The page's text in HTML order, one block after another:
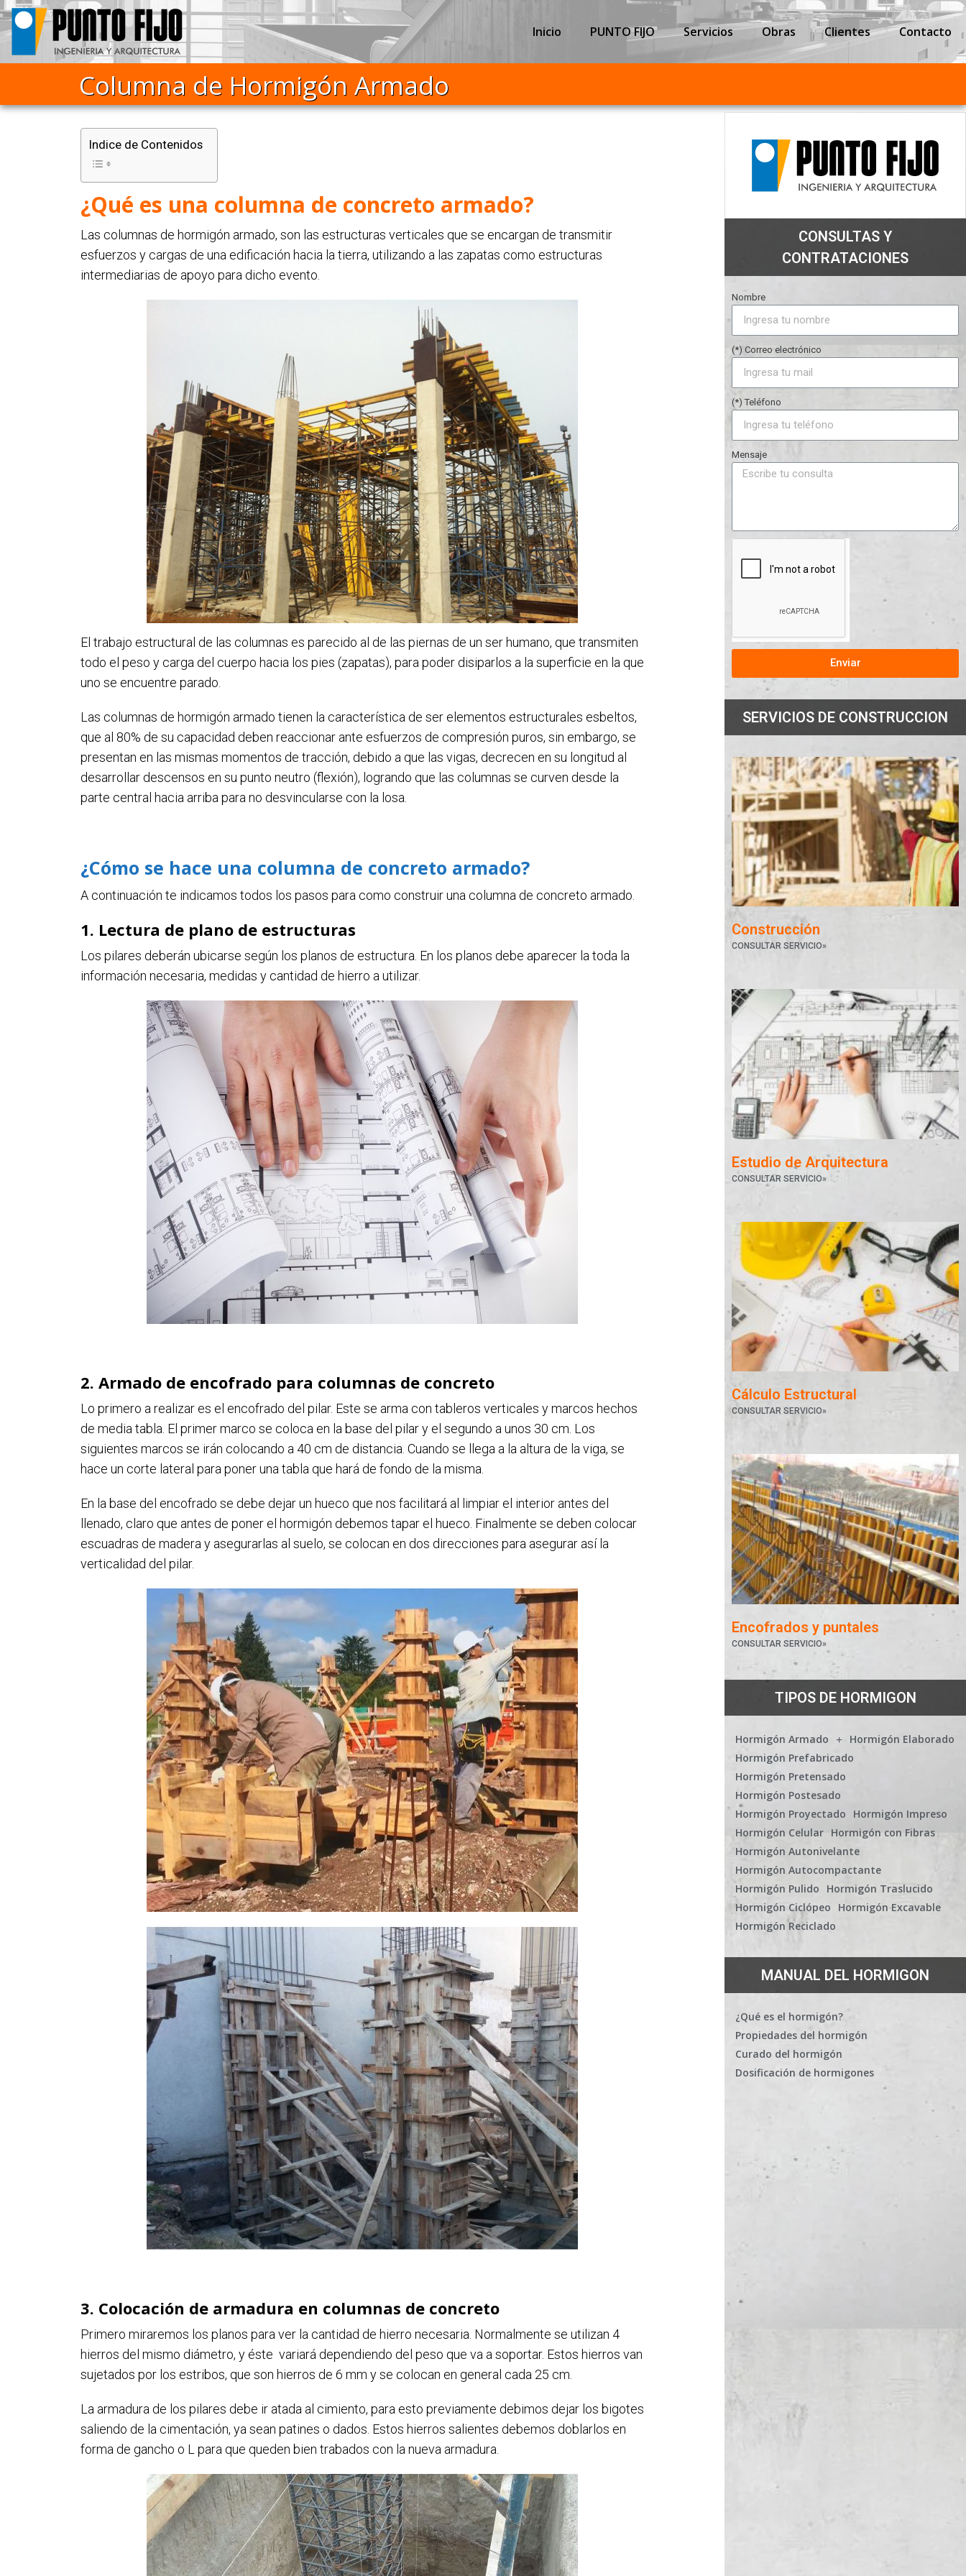
Inicio PUNTO FIJO Servicios Obras Clientes Contacto
Columna de Hormigón Armado
Indice de Contenidos
¿Qué es una columna de concreto armado?
Las columnas de hormigón armado, son las estructuras verticales que se encargan de transmitir
esfuerzos y cargas de una edificación hacia la tierra, utilizando a las zapatas como estructuras
intermediarias de apoyo para dicho evento.
El trabajo estructural de las columnas es parecido al de las piernas de un ser humano, que transmiten
todo el peso y carga del cuerpo hacia los pies (zapatas), para poder disiparlos a la superficie en la que
uno se encuentre parado.
Las columnas de hormigón armado tienen la característica de ser elementos estructurales esbeltos,
que al 80% de su capacidad deben reaccionar ante esfuerzos de compresión puros, sin embargo, se
presentan en las mismas momentos de tracción, debido a que las vigas, decrecen en su longitud al
desarrollar descensos en su punto neutro (flexión), logrando que las columnas se curven desde la
parte central hacia arriba para no desvincularse con la losa.
¿Cómo se hace una columna de concreto armado?
A continuación te indicamos todos los pasos para como construir una columna de concreto armado.
1. Lectura de plano de estructuras
Los pilares deberán ubicarse según los planos de estructura. En los planos debe aparecer la toda la
información necesaria, medidas y cantidad de hierro a utilizar.
2. Armado de encofrado para columnas de concreto
Lo primero a realizar es el encofrado del pilar. Este se arma con tableros verticales y marcos hechos
de media tabla. El primer marco se coloca en la base del pilar y el segundo a unos 30 cm. Los
siguientes marcos se irán colocando a 40 cm de distancia. Cuando se llega a la altura de la viga, se
hace un corte lateral para poner una tabla que hará de fondo de la misma.
En la base del encofrado se debe dejar un hueco que nos facilitará al limpiar el interior antes del
llenado, claro que antes de poner el hormigón debemos tapar el hueco. Finalmente se deben colocar
escuadras de madera y asegurarlas al suelo, se colocan en dos direcciones para asegurar así la
verticalidad del pilar.
3. Colocación de armadura en columnas de concreto
Primero miraremos los planos para ver la cantidad de hierro necesaria. Normalmente se utilizan 4
hierros del mismo diámetro, y éste variará dependiendo del peso que va a soportar. Estos hierros van
sujetados por los estribos, que son hierros de 6 mm y se colocan en general cada 25 cm.
La armadura de los pilares debe ir atada al cimiento, para esto previamente debimos dejar los bigotes
saliendo de la cimentación, ya sean patines o dados. Estos hierros salientes debemos doblarlos en
forma de gancho o L para que queden bien trabados con la nueva armadura.
CONSULTAS Y
CONTRATACIONES
Nombre
(*) Correo electrónico
(*) Teléfono
Mensaje
Enviar
SERVICIOS DE CONSTRUCCION
Construcción
CONSULTAR SERVICIO»
Estudio de Arquitectura
CONSULTAR SERVICIO»
Cálculo Estructural
CONSULTAR SERVICIO»
Encofrados y puntales
CONSULTAR SERVICIO»
TIPOS DE HORMIGON
Hormigón Armado
Hormigón Elaborado
Hormigón Prefabricado
Hormigón Pretensado
Hormigón Postesado
Hormigón Proyectado
Hormigón Impreso
Hormigón Celular Hormigón con Fibras
Hormigón Autonivelante
Hormigón Autocompactante
Hormigón Pulido
Hormigón Traslucido
Hormigón Ciclópeo
Hormigón Excavable
Hormigón Reciclado
MANUAL DEL HORMIGON
¿Qué es el hormigón?
Propiedades del hormigón
Curado del hormigón
Dosificación de hormigones